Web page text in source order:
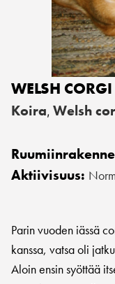
WELSH
Koira, Welsh
Aktiivisuus:
Parin vuoden iässä
kanssa, vatsa oli
Aloin ensin syöttää